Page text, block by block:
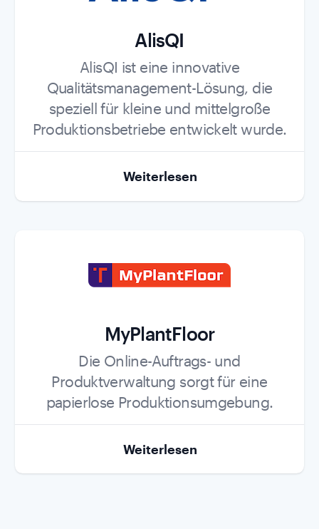
AlisQI
AlisQI ist eine innovative
Qualitätsmanagement-Lösung, die
speziell für kleine und mittelgroße
Produktionsbetriebe entwickelt wurde.
Weiterlesen
MyPlantFloor
Die Online-Auftrags- und
Produktverwaltung sorgt für eine
papierlose Produktionsumgebung.
Weiterlesen